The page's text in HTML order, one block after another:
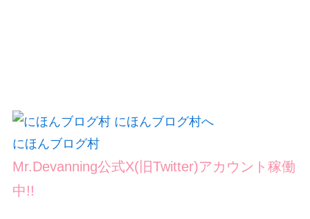
にほんブログ村
Mr.Devanning公式X(旧Twitter)アカウント稼働
中!!